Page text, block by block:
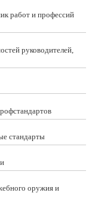
работ и профессий
руководителей,
стандарты
оружия и